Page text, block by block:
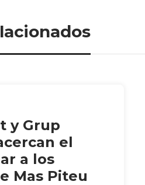
y Grup
el
a los
Mas Piteu